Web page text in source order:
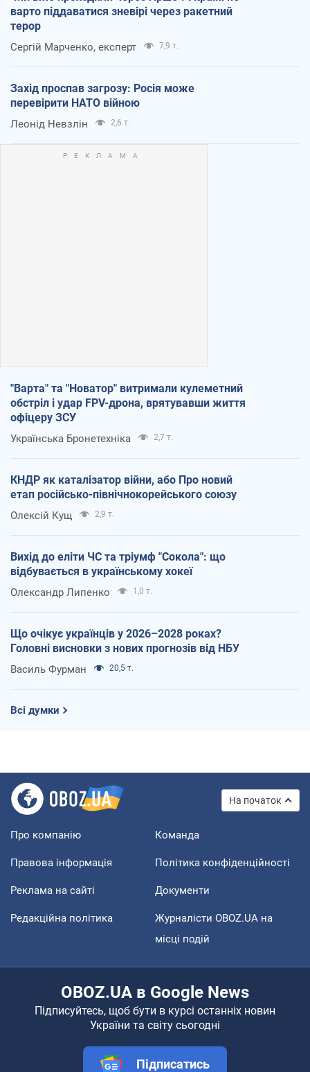
варто піддаватися зневірі через ракетний
терор
Сергій Марченко, експерт 7,9 т.
Захід проспав загрозу: Росія може
перевірити НАТО війною
Леонід Невзлін 2,6 т.
"Варта" та "Новатор" витримали кулеметний
обстріл і удар FPV-дрона, врятувавши життя
офіцеру ЗСУ
Українська Бронетехніка 2,7 т.
КНДР як каталізатор війни, або Про новий
етап російсько-північнокорейського союзу
Олексій Кущ 2,9 т.
Вихід до еліти ЧС та тріумф "Сокола": що
відбувається в українському хокеї
Олександр Липенко 1,0 т.
Що очікує українців у 2026–2028 роках?
Головні висновки з нових прогнозів від НБУ
Василь Фурман 20,5 т.
Всі думки
На початок
Про компанію Команда
Правова інформація Політика конфіденційності
Реклама на сайті Документи
Редакційна політика
Журналісти OBOZ.UA на
місці подій
OBOZ.UA в Google News
Підписуйтесь, щоб бути в курсі останніх новин
України та світу сьогодні
Підписатись